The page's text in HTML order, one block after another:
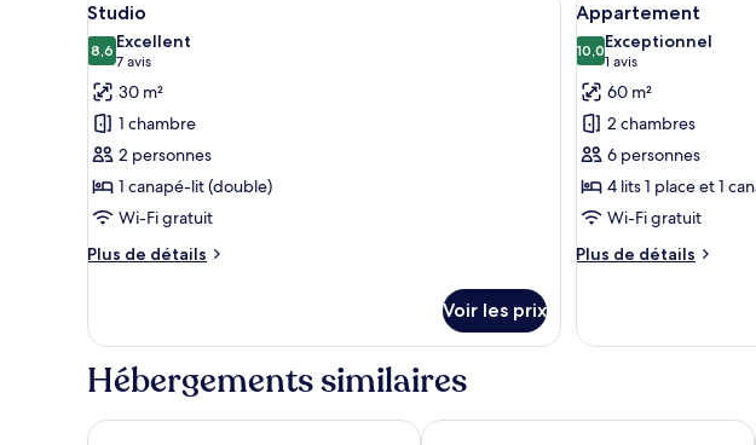
pour
les
chambres
toutes
les
photos
pour
ce
type
de
chambre :
Studio
5
Studio
8,68,6 sur 10
Excellent
7 avis
(7 avis)
30 m²
1 chambre
2 personnes
1 canapé-lit (double)
Wi-Fi gratuit
Plus de détails
Plus
le
type
de
Studio
Voir les prix
toutes
les
photos
pour
ce
type
de
chambre :
Appartement
6
Appartement
10,010,0 sur 10
Exceptionnel
1 avis
(1 avis)
60 m²
2 chambres
6 personnes
4 lits 1 place et 1
Wi-Fi gratuit
Plus de détails
Plus
le
Appartement
Hébergements similaires
Hôtel le Mont Paisible Hôtel Résidence de la Forêt